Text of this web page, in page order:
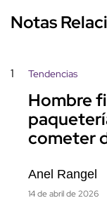
Notas
1 Tendencias
Hombre
cometer
Anel Rangel
14 de abril de 2026